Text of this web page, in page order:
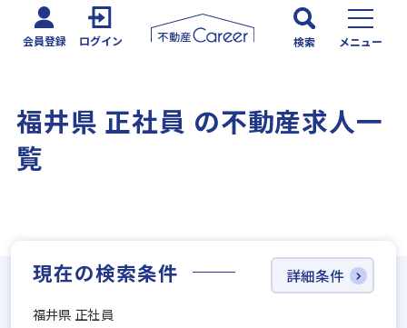
会員登録 ログイン 検索 メニュー
福井県 正社員 の不動産求人一
覧
現在の検索条件
福井県 正社員
詳細条件